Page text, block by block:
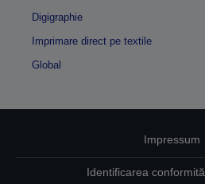
Digigraphie
Imprimare direct pe textile
Global
Impressum
Identificarea